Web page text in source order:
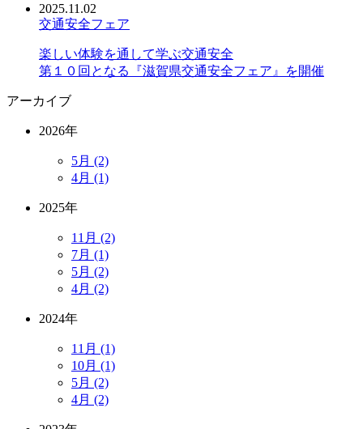
2025.11.02
交通安全フェア
楽しい体験を通して学ぶ交通安全
第１０回となる『滋賀県交通安全フェア』を開催
アーカイブ
2026年
5月 (2)
4月 (1)
2025年
11月 (2)
7月 (1)
5月 (2)
4月 (2)
2024年
11月 (1)
10月 (1)
5月 (2)
4月 (2)